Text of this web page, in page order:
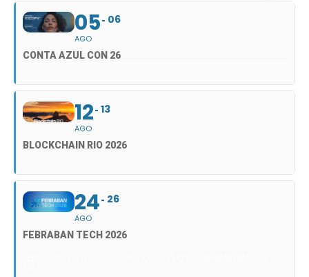
05
AGO
06
CONTA AZUL CON 26
12
AGO
13
BLOCKCHAIN RIO 2026
24
AGO
26
FEBRABAN TECH 2026